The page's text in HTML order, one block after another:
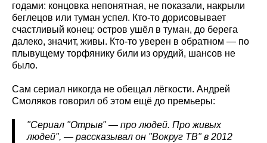
годами: концовка непонятная, не показали, накрыли
беглецов или туман успел. Кто-то дорисовывает
счастливый конец: остров ушёл в туман, до берега
далеко, значит, живы. Кто-то уверен в обратном — по
плывущему торфянику били из орудий, шансов не
было.
Сам сериал никогда не обещал лёгкости. Андрей
Смоляков говорил об этом ещё до премьеры:
"Сериал "Отрыв" — про людей. Про живых
людей", — рассказывал он "Вокруг ТВ" в 2012